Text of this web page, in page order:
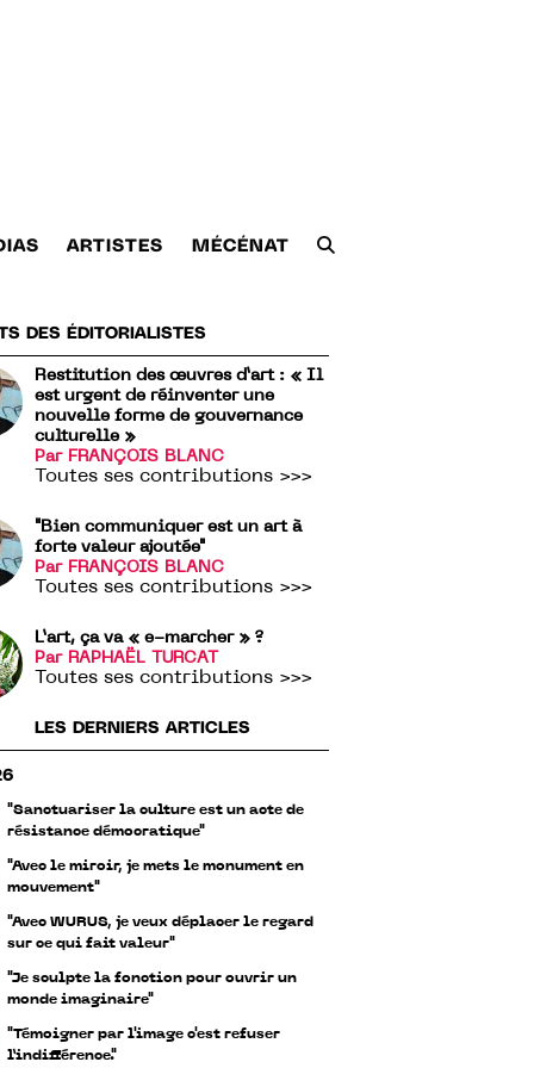
ARTISTES MÉCÉNAT
DES ÉDITORIALISTES
Restitution des œuvres d’art : « Il
est urgent de réinventer une
nouvelle forme de gouvernance
culturelle »
Par FRANÇOIS BLANC
Toutes ses contributions >>>
"Bien communiquer est un art à
forte valeur ajoutée"
Par FRANÇOIS BLANC
Toutes ses contributions >>>
L’art, ça va « e-marcher » ?
Par RAPHAËL TURCAT
Toutes ses contributions >>>
LES DERNIERS ARTICLES
"Sanctuariser la culture est un acte de
résistance démocratique"
"Avec le miroir, je mets le monument en
mouvement"
"Avec WURUS, je veux déplacer le regard
sur ce qui fait valeur"
"Je sculpte la fonction pour ouvrir un
monde imaginaire"
"Témoigner par l'image c'est refuser
l’indifférence."